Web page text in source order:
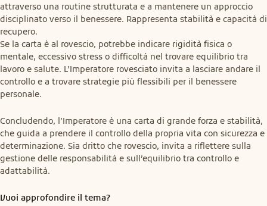
attraverso una routine strutturata e a mantenere un approccio
disciplinato verso il benessere. Rappresenta stabilità e capacità di
recupero.
Se la carta è al rovescio, potrebbe indicare rigidità fisica o
mentale, eccessivo stress o difficoltà nel trovare equilibrio tra
lavoro e salute. L’Imperatore rovesciato invita a lasciare andare il
controllo e a trovare strategie più flessibili per il benessere
personale.
Concludendo, l’Imperatore è una carta di grande forza e stabilità,
che guida a prendere il controllo della propria vita con sicurezza e
determinazione. Sia dritto che rovescio, invita a riflettere sulla
gestione delle responsabilità e sull’equilibrio tra controllo e
adattabilità.
Vuoi approfondire il tema?